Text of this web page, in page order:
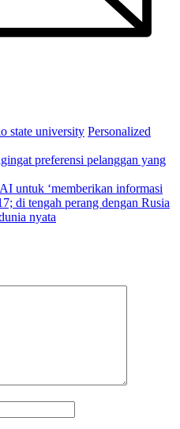
state university Personalized
preferensi pelanggan yang
untuk ‘memberikan informasi
di tengah perang dengan Rusia
nyata